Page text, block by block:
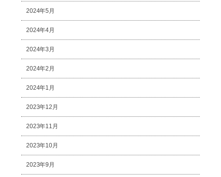
2024年5月
2024年4月
2024年3月
2024年2月
2024年1月
2023年12月
2023年11月
2023年10月
2023年9月